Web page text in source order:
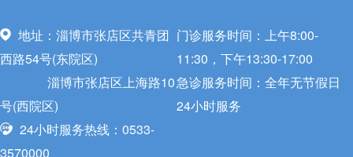
地址：淄博市张店区共青团
西路54号(东院区)
淄博市张店区上海路10
号(西院区)
24小时服务热线：0533-
3570000
门诊服务时间：上午8:00-
11:30，下午13:30-17:00
急诊服务时间：全年无节假日
24小时服务